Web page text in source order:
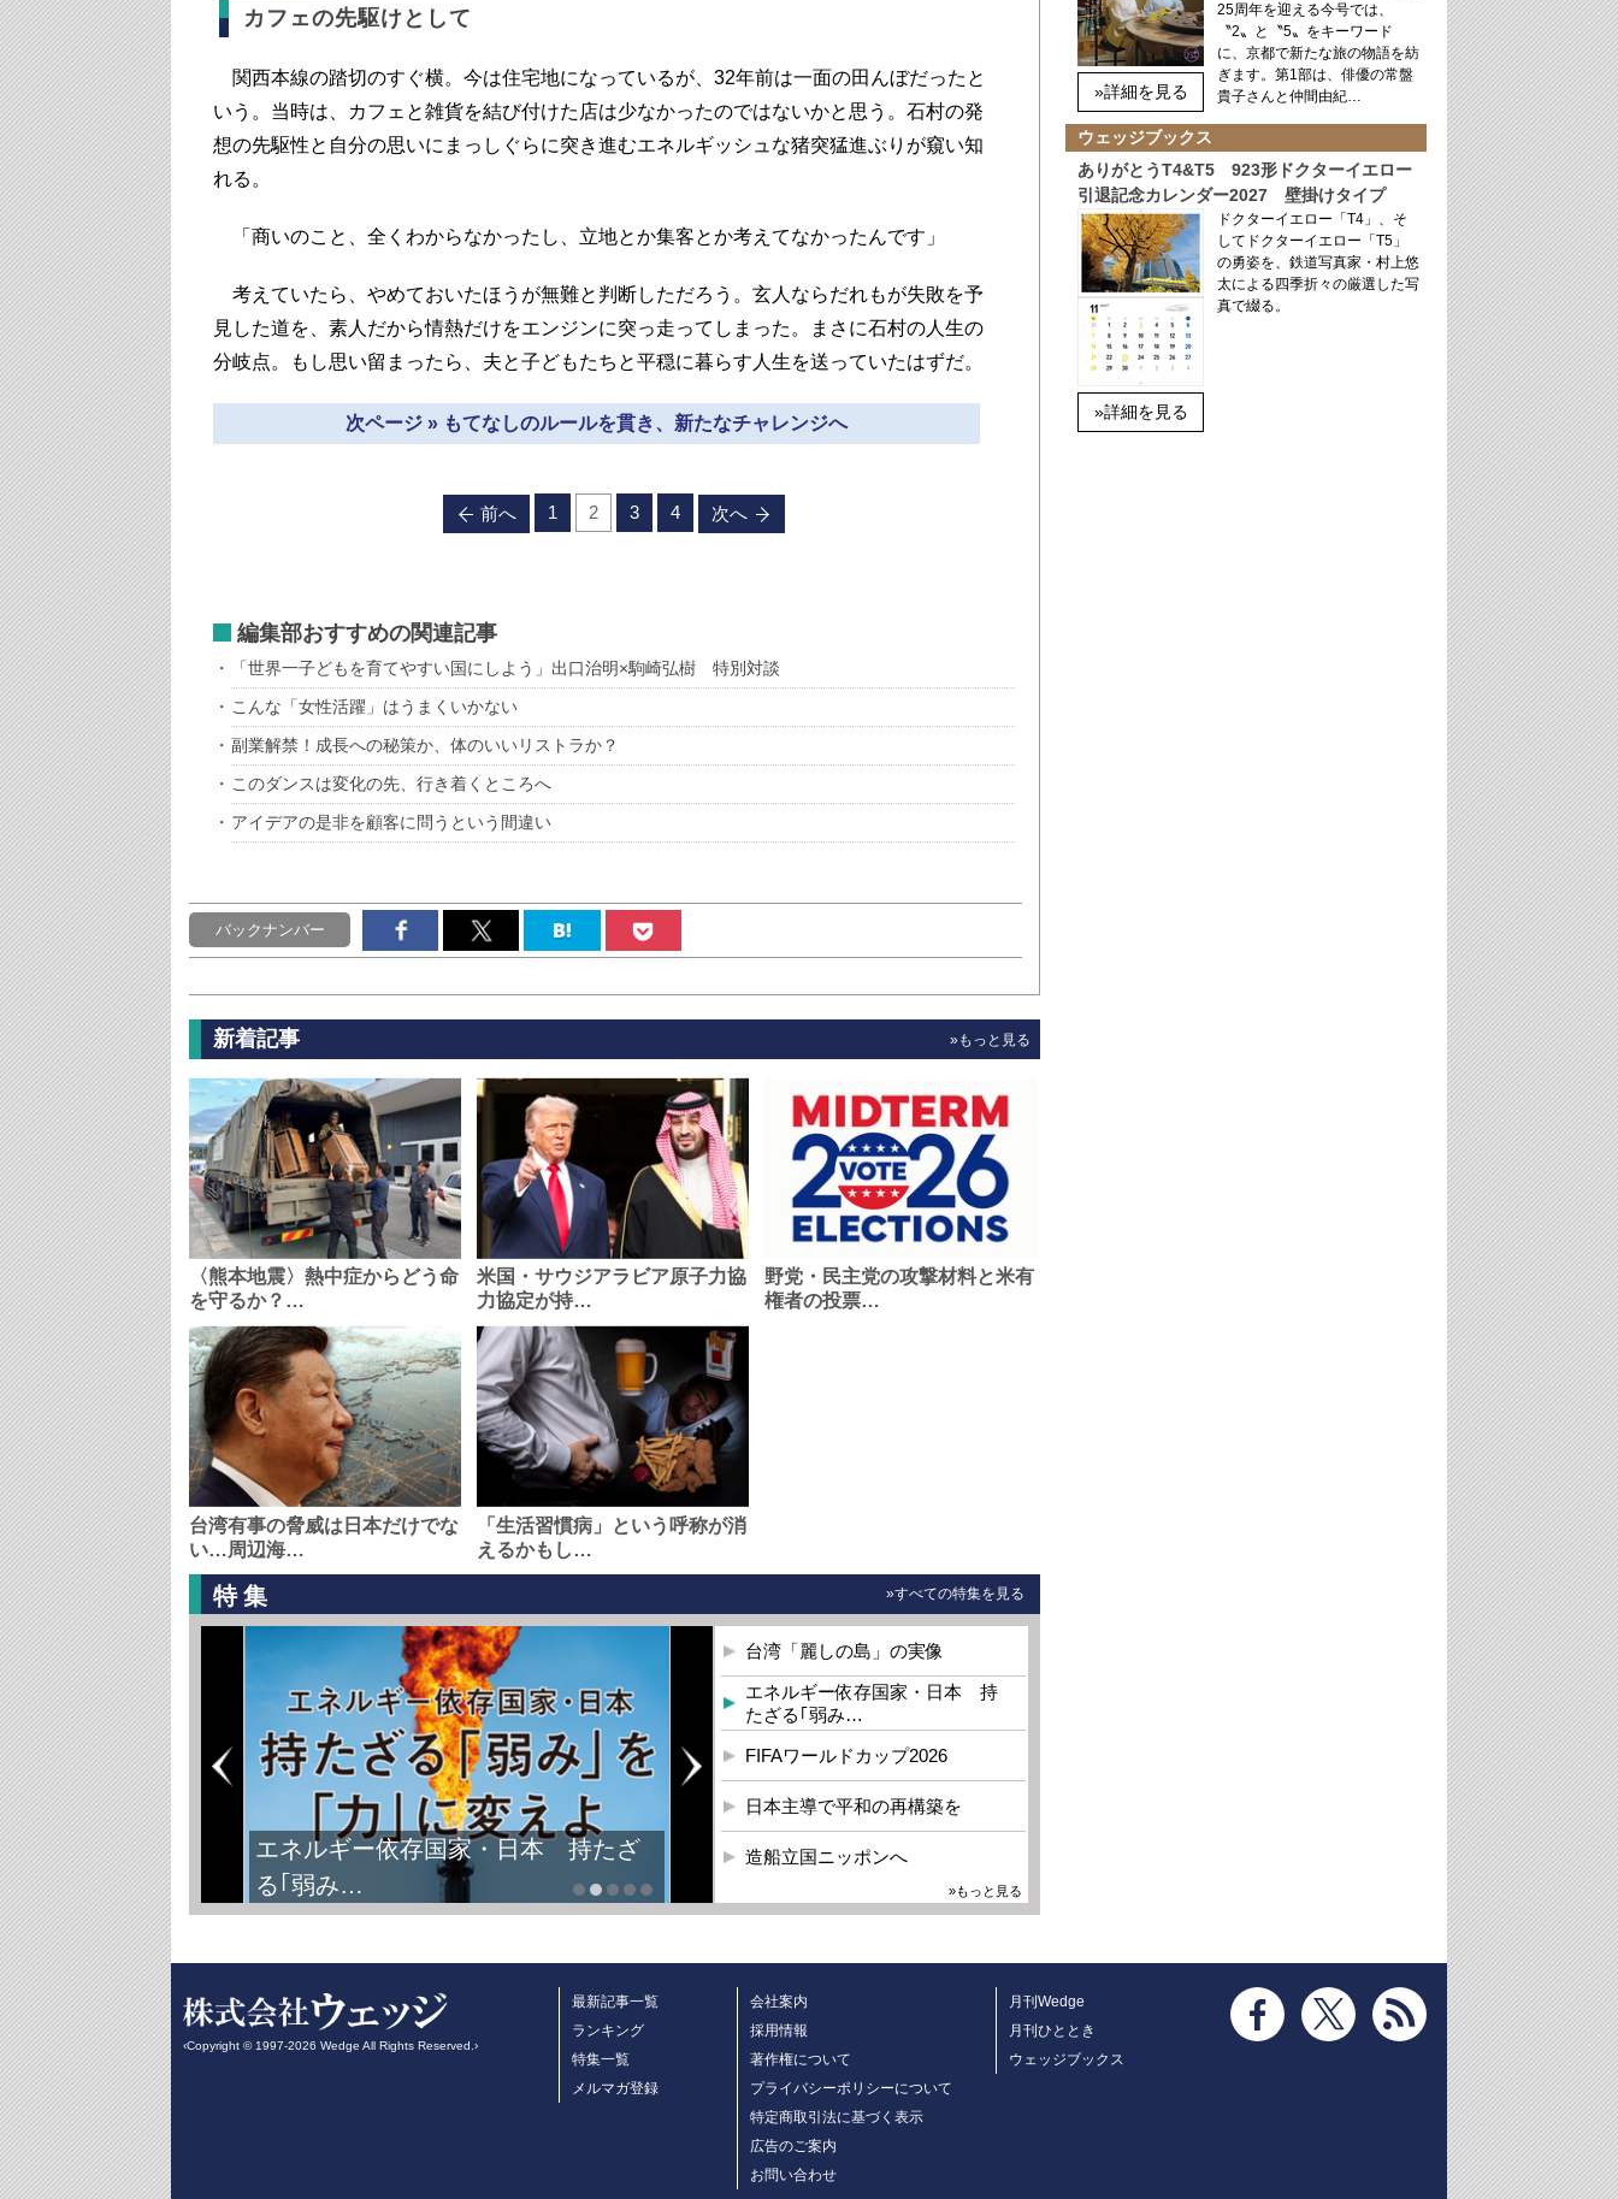
カフェの先駆けとして
関西本線の踏切のすぐ横。今は住宅地になっているが、32年前は一面の田んぼだったと
いう。当時は、カフェと雑貨を結び付けた店は少なかったのではないかと思う。石村の発
想の先駆性と自分の思いにまっしぐらに突き進むエネルギッシュな猪突猛進ぶりが窺い知
れる。
「商いのこと、全くわからなかったし、立地とか集客とか考えてなかったんです」
考えていたら、やめておいたほうが無難と判断しただろう。玄人ならだれもが失敗を予
見した道を、素人だから情熱だけをエンジンに突っ走ってしまった。まさに石村の人生の
分岐点。もし思い留まったら、夫と子どもたちと平穏に暮らす人生を送っていたはずだ。
次ページ » もてなしのルールを貫き、新たなチャレンジへ
前へ 1 2 3 4 次へ
編集部おすすめの関連記事
「世界一子どもを育てやすい国にしよう」出口治明×駒崎弘樹 特別対談
こんな「女性活躍」はうまくいかない
副業解禁！成長への秘策か、体のいいリストラか？
このダンスは変化の先、行き着くところへ
アイデアの是非を顧客に問うという間違い
バックナンバー
新着記事 »もっと見る
〈熊本地震〉熱中症からどう命
を守るか？…
米国・サウジアラビア原子力協
力協定が持…
野党・民主党の攻撃材料と米有
権者の投票…
台湾有事の脅威は日本だけでな
い…周辺海…
「生活習慣病」という呼称が消
えるかもし…
特集 »すべての特集を見る
エネルギー依存国家・日本 持たざ
る｢弱み…
台湾「麗しの島」の実像
エネルギー依存国家・日本 持
たざる｢弱み…
FIFAワールドカップ2026
日本主導で平和の再構築を
造船立国ニッポンへ
»もっと見る
»詳細を見る
25周年を迎える今号では、
〝2〟と〝5〟をキーワード
に、京都で新たな旅の物語を紡
ぎます。第1部は、俳優の常盤
貴子さんと仲間由紀…
ウェッジブックス
ありがとうT4&T5 923形ドクターイエロー
引退記念カレンダー2027 壁掛けタイプ
»詳細を見る
ドクターイエロー「T4」、そ
してドクターイエロー「T5」
の勇姿を、鉄道写真家・村上悠
太による四季折々の厳選した写
真で綴る。
‹Copyright © 1997-2026 Wedge All Rights Reserved.›
最新記事一覧
ランキング
特集一覧
メルマガ登録
会社案内
採用情報
著作権について
プライバシーポリシーについて
特定商取引法に基づく表示
広告のご案内
お問い合わせ
月刊Wedge
月刊ひととき
ウェッジブックス